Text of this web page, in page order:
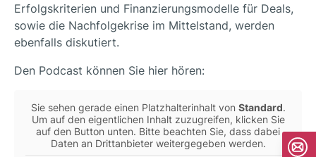
Erfolgskriterien und Finanzierungsmodelle für Deals,
sowie die Nachfolgekrise im Mittelstand, werden
ebenfalls diskutiert.
Den Podcast können Sie hier hören:
Sie sehen gerade einen Platzhalterinhalt von Standard.
Um auf den eigentlichen Inhalt zuzugreifen, klicken Sie
auf den Button unten. Bitte beachten Sie, dass dabei
Daten an Drittanbieter weitergegeben werden.